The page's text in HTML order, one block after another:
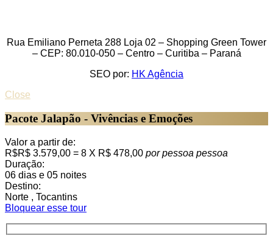
Rua Emiliano Perneta 288 Loja 02 – Shopping Green Tower
– CEP: 80.010-050 – Centro – Curitiba – Paraná
SEO por: HK Agência
Close
Pacote Jalapão - Vivências e Emoções
Valor a partir de:
R$R$ 3.579,00 = 8 X R$ 478,00 por pessoa pessoa
Duração:
06 dias e 05 noites
Destino:
Norte , Tocantins
Bloquear esse tour